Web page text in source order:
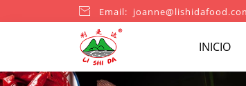
 Email:
INICIO